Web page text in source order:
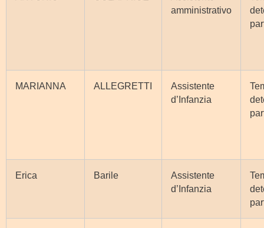
amministrativo
MARIANNA ALLEGRETTI
Assistente
d’Infanzia
Erica Barile
Assistente
d’Infanzia